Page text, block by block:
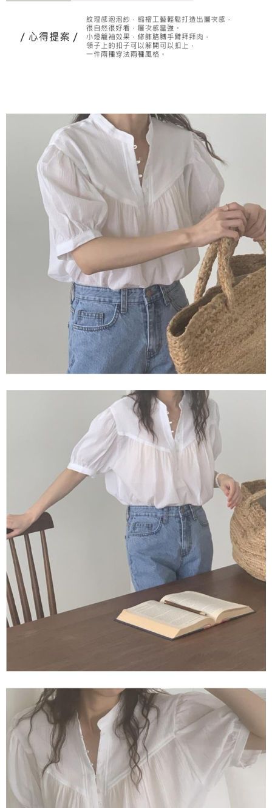
４．使用「AFTEE先享後付」時，將依據個別帳號之用戶狀況，依本公司即
請求用戶進行身份認證。
５．嚴禁一人註冊多個帳號或使用他人資訊註冊。若發現惡意使用之情形，
恩沛科技股份有限公司將有權停止該用戶之使用額度並採取法律行動。